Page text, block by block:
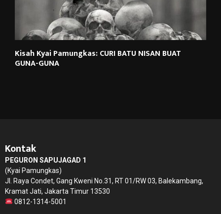
Kisah Kyai Pamungkas: CURI BATU NISAN BUAT
GUNA-GUNA
Kontak
PEGURON SAPUJAGAD 1
(Kyai Pamungkas)
Jl. Raya Condet, Gang Kweni No.31, RT 01/RW 03, Balekambang,
Kramat Jati, Jakarta Timur 13530
0812-1314-5001